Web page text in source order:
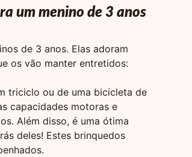
um menino de 3 anos
de 3 anos. Elas adoram
os vão manter entretidos:
triciclo ou de uma bicicleta de
capacidades motoras e
Além disso, é uma ótima
deles! Estes brinquedos